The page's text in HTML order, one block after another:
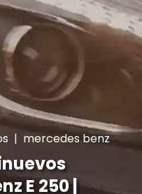
| mercedes benz
E 250 |